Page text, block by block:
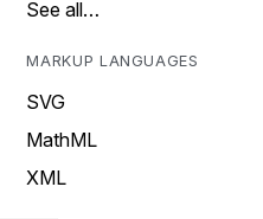
See all…
MARKUP LANGUAGES
SVG
MathML
XML